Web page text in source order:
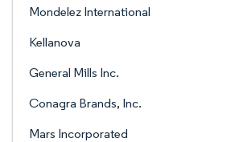
Mondelez International
Kellanova
General Mills Inc.
Conagra Brands, Inc.
Mars Incorporated